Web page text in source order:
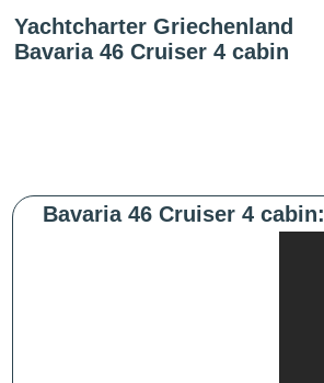
Yachtcharter Griechenland
Bavaria 46 Cruiser 4 cabin
Bavaria 46 Cruiser 4 cabin: